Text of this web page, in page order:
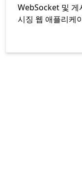
WebSocket 및 게
시징 웹 애플리케